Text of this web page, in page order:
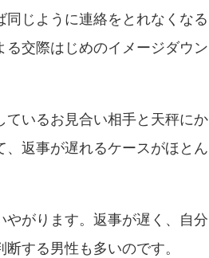
じように連絡をとれなくなる
交際はじめのイメージダウン
いるお見合い相手と天秤にか
返事が遅れるケースがほとん
がります。返事が遅く、自分
する男性も多いのです。